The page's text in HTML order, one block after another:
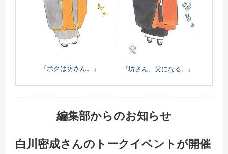
『ボクは坊さん。』 『坊さん、父になる。』
編集部からのお知らせ
白川密成さんのトークイベントが開催